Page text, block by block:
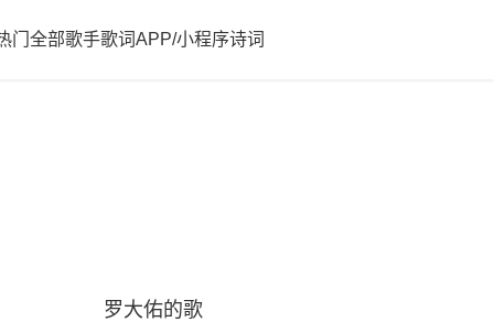
门 全部歌手歌词APP/小程序诗词
罗大佑的歌